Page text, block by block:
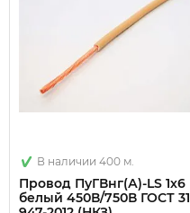
В наличии 400 м.
Провод ПуГВнг(А)-LS 1х6
белый 450В/750В ГОСТ 31